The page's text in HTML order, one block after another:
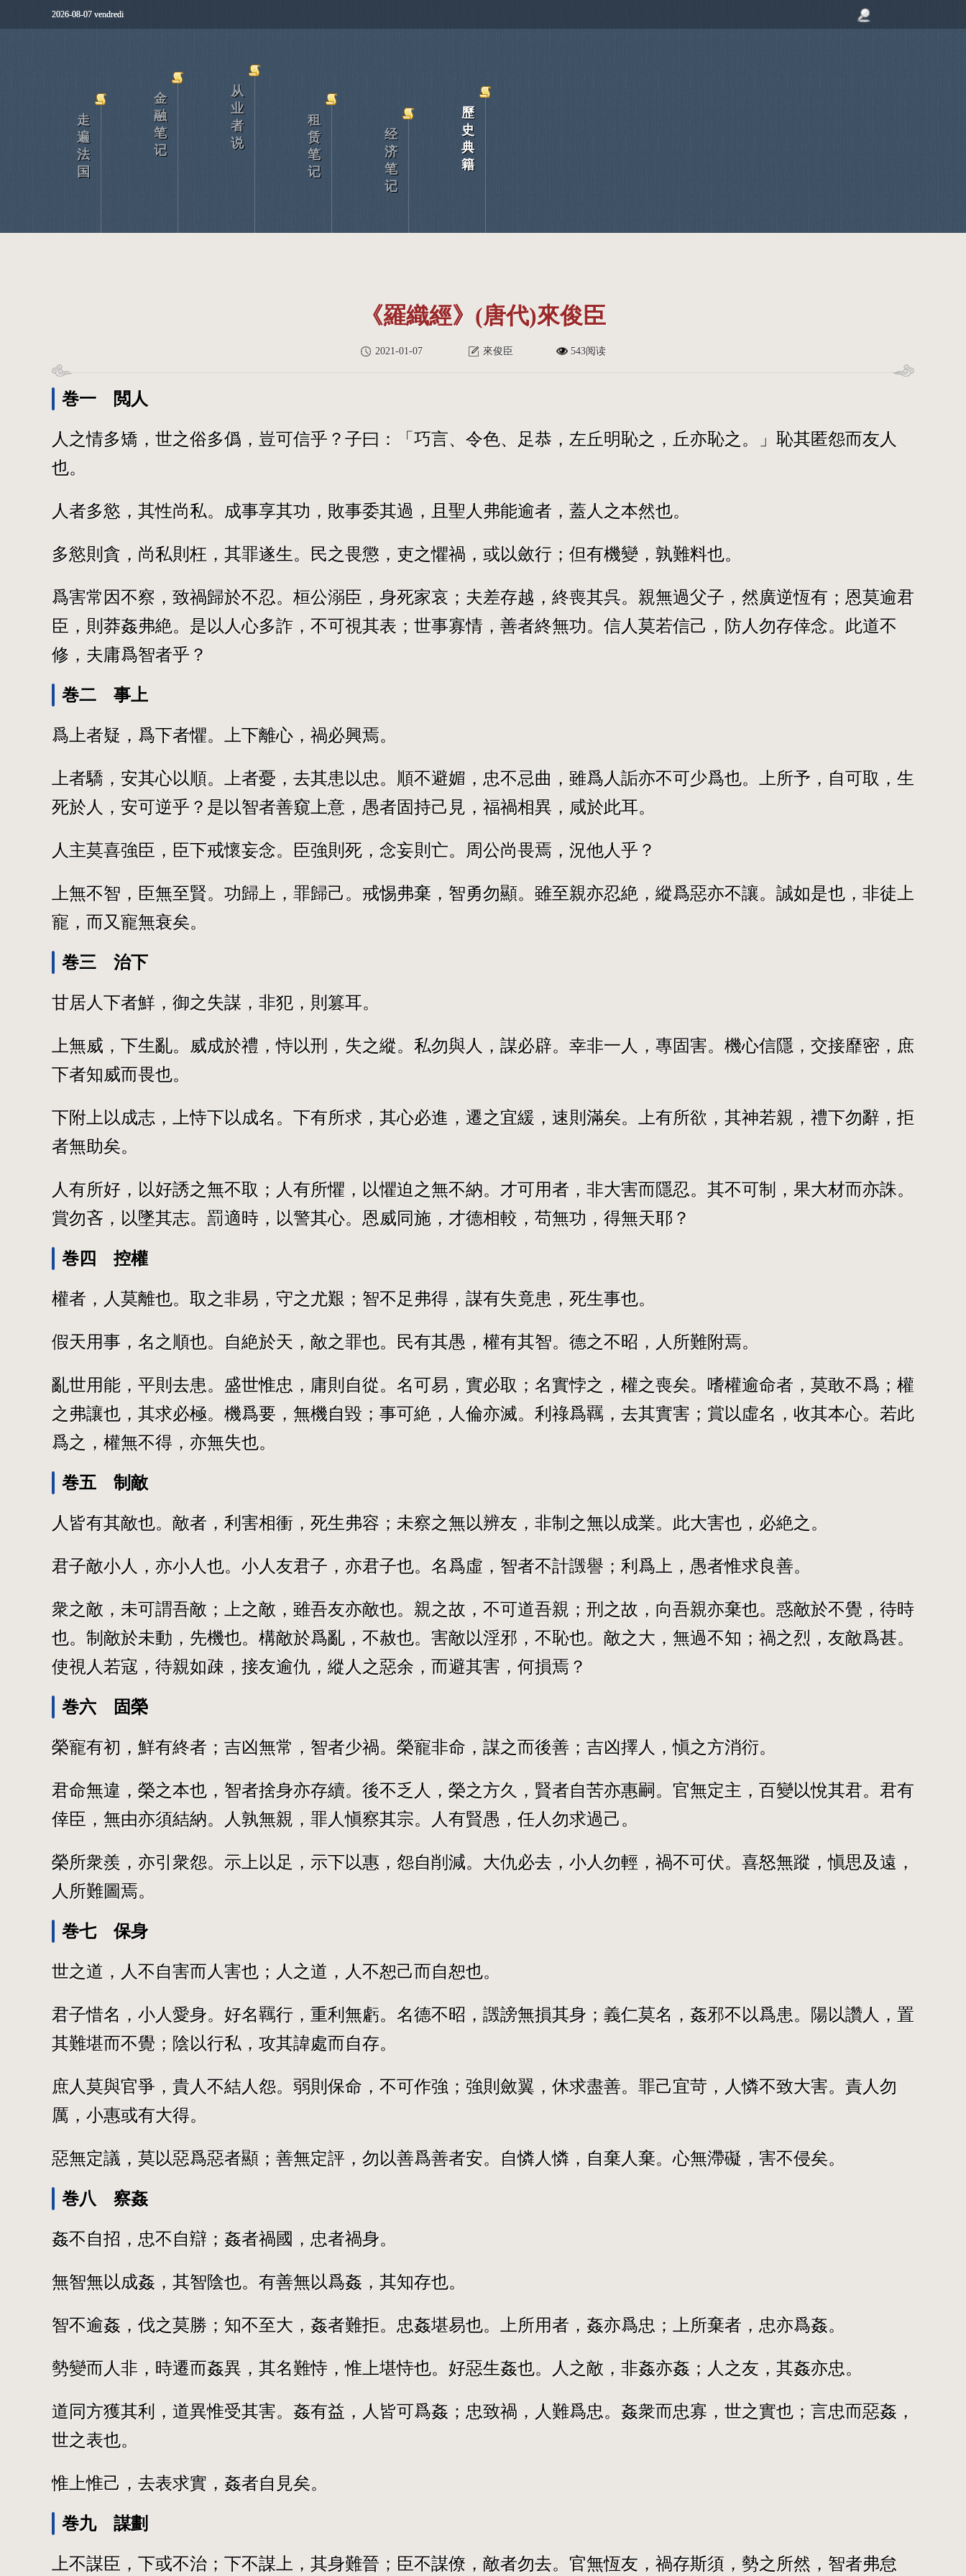
2026-08-07 vendredi
走
遍
法
国
金
融
笔
记
从
业
者
说
租
赁
笔
记
经
济
笔
记
歷
史
典
籍
《羅織經》(唐代)來俊臣
2021-01-07 來俊臣 543阅读
巻一 閲人
人之情多矯，世之俗多僞，豈可信乎？子曰：「巧言、令色、足恭，左丘明恥之，丘亦恥之。」恥其匿怨而友人
也。
人者多慾，其性尚私。成事享其功，敗事委其過，且聖人弗能逾者，蓋人之本然也。
多慾則貪，尚私則枉，其罪遂生。民之畏懲，吏之懼禍，或以斂行；但有機變，孰難料也。
爲害常因不察，致禍歸於不忍。桓公溺臣，身死家哀；夫差存越，終喪其呉。親無過父子，然廣逆恆有；恩莫逾君
臣，則莽姦弗絶。是以人心多詐，不可視其表；世事寡情，善者終無功。信人莫若信己，防人勿存倖念。此道不
修，夫庸爲智者乎？
巻二 事上
爲上者疑，爲下者懼。上下離心，禍必興焉。
上者驕，安其心以順。上者憂，去其患以忠。順不避媚，忠不忌曲，雖爲人詬亦不可少爲也。上所予，自可取，生
死於人，安可逆乎？是以智者善窺上意，愚者固持己見，福禍相異，咸於此耳。
人主莫喜強臣，臣下戒懷妄念。臣強則死，念妄則亡。周公尚畏焉，況他人乎？
上無不智，臣無至賢。功歸上，罪歸己。戒惕弗棄，智勇勿顯。雖至親亦忍絶，縱爲惡亦不讓。誠如是也，非徒上
寵，而又寵無衰矣。
巻三 治下
甘居人下者鮮，御之失謀，非犯，則篡耳。
上無威，下生亂。威成於禮，恃以刑，失之縱。私勿與人，謀必辟。幸非一人，專固害。機心信隱，交接靡密，庶
下者知威而畏也。
下附上以成志，上恃下以成名。下有所求，其心必進，遷之宜緩，速則滿矣。上有所欲，其神若親，禮下勿辭，拒
者無助矣。
人有所好，以好誘之無不取；人有所懼，以懼迫之無不納。才可用者，非大害而隱忍。其不可制，果大材而亦誅。
賞勿吝，以墜其志。罰適時，以警其心。恩威同施，才德相較，苟無功，得無天耶？
巻四 控權
權者，人莫離也。取之非易，守之尤艱；智不足弗得，謀有失竟患，死生事也。
假天用事，名之順也。自絶於天，敵之罪也。民有其愚，權有其智。德之不昭，人所難附焉。
亂世用能，平則去患。盛世惟忠，庸則自從。名可易，實必取；名實悖之，權之喪矣。嗜權逾命者，莫敢不爲；權
之弗讓也，其求必極。機爲要，無機自毀；事可絶，人倫亦滅。利祿爲羈，去其實害；賞以虛名，收其本心。若此
爲之，權無不得，亦無失也。
巻五 制敵
人皆有其敵也。敵者，利害相衝，死生弗容；未察之無以辨友，非制之無以成業。此大害也，必絶之。
君子敵小人，亦小人也。小人友君子，亦君子也。名爲虛，智者不計譭譽；利爲上，愚者惟求良善。
衆之敵，未可謂吾敵；上之敵，雖吾友亦敵也。親之故，不可道吾親；刑之故，向吾親亦棄也。惑敵於不覺，待時
也。制敵於未動，先機也。構敵於爲亂，不赦也。害敵以淫邪，不恥也。敵之大，無過不知；禍之烈，友敵爲甚。
使視人若寇，待親如疎，接友逾仇，縱人之惡余，而避其害，何損焉？
巻六 固榮
榮寵有初，鮮有終者；吉凶無常，智者少禍。榮寵非命，謀之而後善；吉凶擇人，愼之方消衍。
君命無違，榮之本也，智者捨身亦存續。後不乏人，榮之方久，賢者自苦亦惠嗣。官無定主，百變以悅其君。君有
倖臣，無由亦須結納。人孰無親，罪人愼察其宗。人有賢愚，任人勿求過己。
榮所衆羨，亦引衆怨。示上以足，示下以惠，怨自削減。大仇必去，小人勿輕，禍不可伏。喜怒無蹤，愼思及遠，
人所難圖焉。
巻七 保身
世之道，人不自害而人害也；人之道，人不恕己而自恕也。
君子惜名，小人愛身。好名羈行，重利無虧。名德不昭，譭謗無損其身；義仁莫名，姦邪不以爲患。陽以讚人，置
其難堪而不覺；陰以行私，攻其諱處而自存。
庶人莫與官爭，貴人不結人怨。弱則保命，不可作強；強則斂翼，休求盡善。罪己宜苛，人憐不致大害。責人勿
厲，小惠或有大得。
惡無定議，莫以惡爲惡者顯；善無定評，勿以善爲善者安。自憐人憐，自棄人棄。心無滯礙，害不侵矣。
巻八 察姦
姦不自招，忠不自辯；姦者禍國，忠者禍身。
無智無以成姦，其智陰也。有善無以爲姦，其知存也。
智不逾姦，伐之莫勝；知不至大，姦者難拒。忠姦堪易也。上所用者，姦亦爲忠；上所棄者，忠亦爲姦。
勢變而人非，時遷而姦異，其名難恃，惟上堪恃也。好惡生姦也。人之敵，非姦亦姦；人之友，其姦亦忠。
道同方獲其利，道異惟受其害。姦有益，人皆可爲姦；忠致禍，人難爲忠。姦衆而忠寡，世之實也；言忠而惡姦，
世之表也。
惟上惟己，去表求實，姦者自見矣。
巻九 謀劃
上不謀臣，下或不治；下不謀上，其身難晉；臣不謀僚，敵者勿去。官無恆友，禍存斯須，勢之所然，智者弗怠